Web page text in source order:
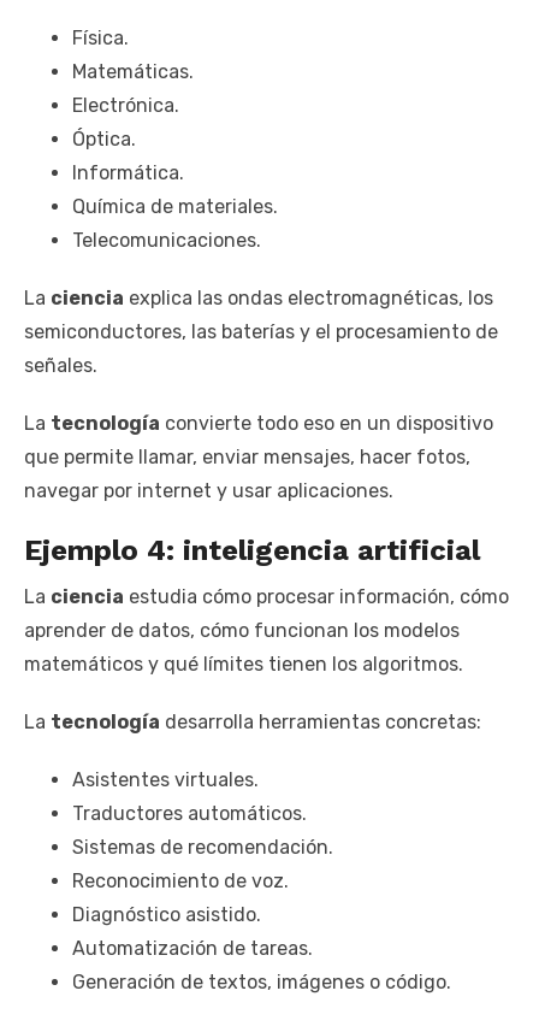
Física.
Matemáticas.
Electrónica.
Óptica.
Informática.
Química de materiales.
Telecomunicaciones.
La ciencia explica las ondas electromagnéticas, los
semiconductores, las baterías y el procesamiento de
señales.
La tecnología convierte todo eso en un dispositivo
que permite llamar, enviar mensajes, hacer fotos,
navegar por internet y usar aplicaciones.
Ejemplo 4: inteligencia artificial
La ciencia estudia cómo procesar información, cómo
aprender de datos, cómo funcionan los modelos
matemáticos y qué límites tienen los algoritmos.
La tecnología desarrolla herramientas concretas:
Asistentes virtuales.
Traductores automáticos.
Sistemas de recomendación.
Reconocimiento de voz.
Diagnóstico asistido.
Automatización de tareas.
Generación de textos, imágenes o código.